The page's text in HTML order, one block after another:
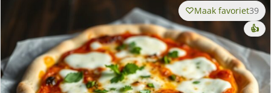
Maak favoriet39
👍